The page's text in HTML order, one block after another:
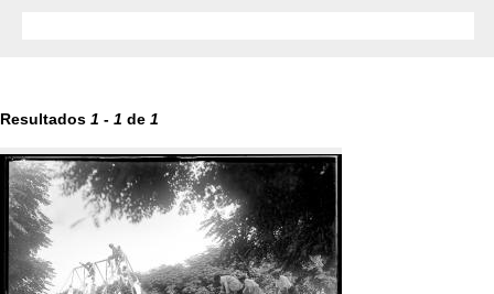
Resultados 1 - 1 de 1